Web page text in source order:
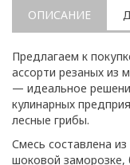
ОПИСАНИЕ
Предлагаем к
ассорти резаных из
— идеальное
кулинарных
лесные грибы.
Смесь составлена
шоковой заморозке,